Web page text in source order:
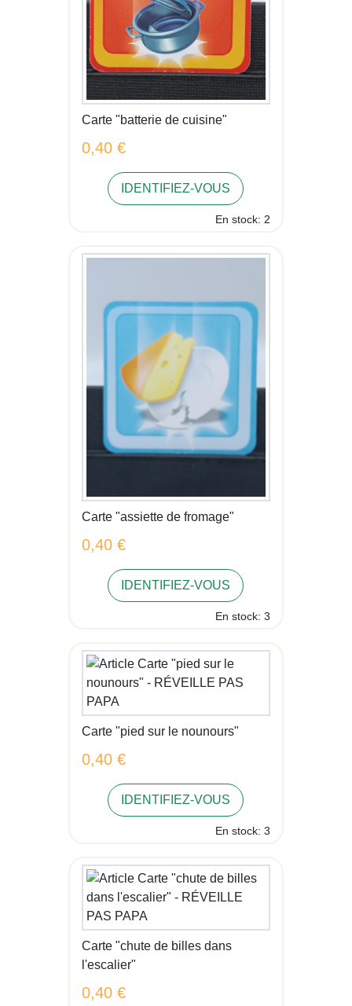
Carte "batterie de cuisine"
0,40 €
IDENTIFIEZ-VOUS
En stock: 2
Carte "assiette de fromage"
0,40 €
IDENTIFIEZ-VOUS
En stock: 3
Carte "pied sur le nounours"
0,40 €
IDENTIFIEZ-VOUS
En stock: 3
Carte "chute de billes dans
l'escalier"
0,40 €